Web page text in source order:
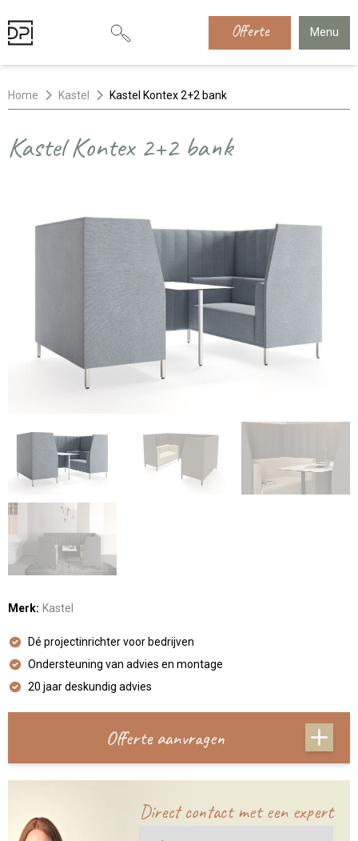
Offerte Menu
Home Kastel Kastel Kontex 2+2 bank
Kastel Kontex 2+2 bank
Merk: Kastel
Dé projectinrichter voor bedrijven
Ondersteuning van advies en montage
20 jaar deskundig advies
Offerte aanvragen
Direct contact met een expert